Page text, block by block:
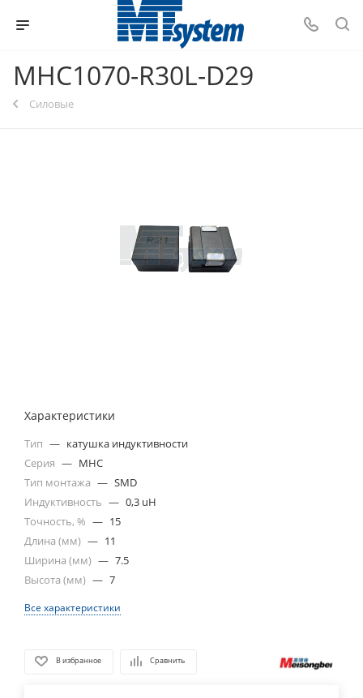
MHC1070-R30L-D29
Силовые
Характеристики
Тип — катушка индуктивности
Серия — MHC
Тип монтажа — SMD
Индуктивность — 0,3 uH
Точность, % — 15
Длина (мм) — 11
Ширина (мм) — 7.5
Высота (мм) — 7
Все характеристики
В избранное Сравнить